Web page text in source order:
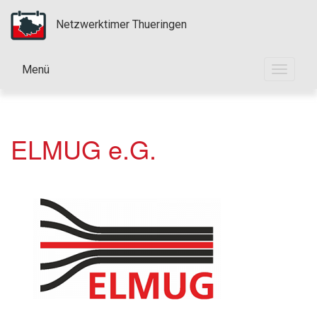
Netzwerktimer Thueringen
Menü
Toggle
ELMUG e.G.